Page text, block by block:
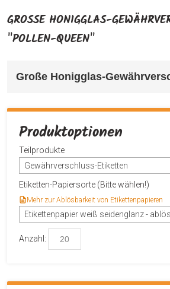
GROSSE HONIGGLAS-
POLLEN-QUEEN"
Große Honigglas-
Produktoptionen
Teilprodukte
Gewährverschluss-Etiketten
Etiketten-Papiersorte (Bitte wählen!)
Mehr zur Ablösbarkeit von Etikettenpapieren
Etikettenpapier weiß seidenglanz -
Anzahl: